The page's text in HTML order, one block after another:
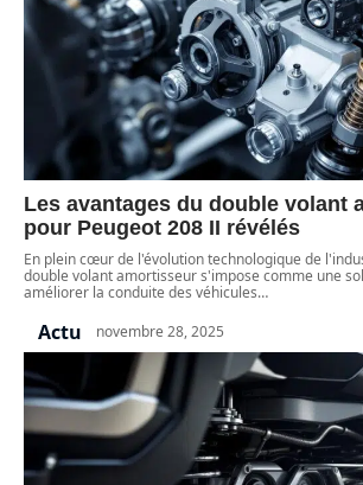
Les avantages du double volant
pour Peugeot 208 II révélés
En plein cœur de l'évolution technologique de
double volant amortisseur s'impose comme une
améliorer la conduite des véhicules…
Actu novembre 28, 2025